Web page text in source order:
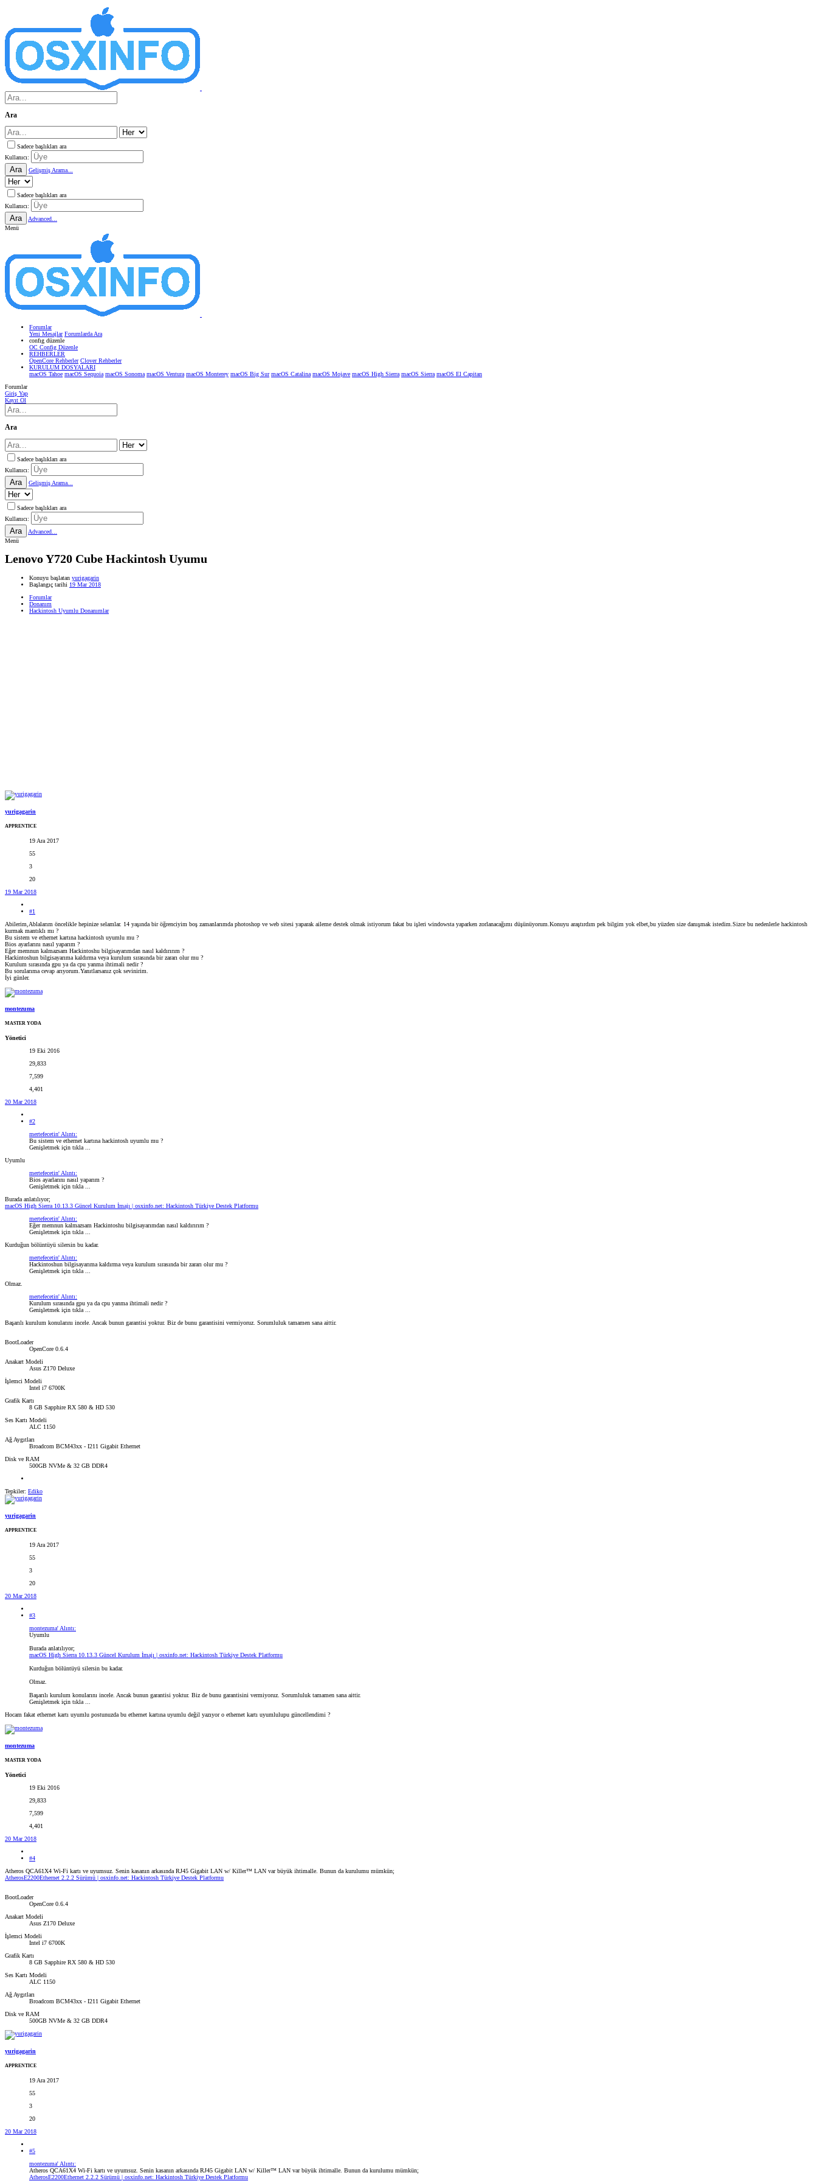
Ara
Sadece başlıkları ara
Kullanıcı:
Ara Gelişmiş Arama...
Sadece başlıkları ara
Kullanıcı:
Ara
Advanced...
Menü
Forumlar
Yeni Mesajlar Forumlarda Ara
confıg düzenle
OC Config Düzenle
REHBERLER
OpenCore Rehberler Clover Rehberler
KURULUM DOSYALARI
macOS Tahoe macOS Sequoia macOS Sonoma macOS Ventura macOS Monterey macOS Big Sur macOS Catalina macOS Mojave macOS High Sierra macOS Sierra macOS El Capitan
Forumlar
Giriş Yap
Kayıt Ol
Ara
Sadece başlıkları ara
Kullanıcı:
Ara Gelişmiş Arama...
Sadece başlıkları ara
Kullanıcı:
Ara
Advanced...
Menü
Lenovo Y720 Cube Hackintosh Uyumu
Konuyu başlatan yurigagarin
Başlangıç tarihi 19 Mar 2018
Forumlar
Donanım
Hackintosh Uyumlu Donanımlar
yurigagarin
APPRENTICE
19 Ara 2017
55
3
20
19 Mar 2018
#1
Abilerim,Ablalarım öncelikle hepinize selamlar. 14 yaşında bir öğrenciyim boş zamanlarımda photoshop ve web sitesi yaparak aileme destek olmak istiyorum fakat bu işleri windowsta yaparken zorlanacağımı düşünüyorum.Konuyu araştırdım pek bilgim yok elbet,bu yüzden size danışmak istedim.Sizce bu nedenlerle hackintosh
kurmak mantıklı mı ?
Bu sistem ve ethernet kartına hackintosh uyumlu mu ?
Bios ayarlarını nasıl yaparım ?
Eğer memnun kalmazsam Hackintoshu bilgisayarımdan nasıl kaldırırım ?
Hackintoshun bilgisayarıma kaldırma veya kurulum sırasında bir zararı olur mu ?
Kurulum sırasında gpu ya da cpu yanma ihtimali nedir ?
Bu sorularıma cevap arıyorum.Yanıtlarsanız çok sevinirim.
İyi günler.
montezuma
MASTER YODA
Yönetici
19 Eki 2016
29,833
7,599
4,401
20 Mar 2018
#2
mertefecetin' Alıntı:
Bu sistem ve ethernet kartına hackintosh uyumlu mu ?
Genişletmek için tıkla ...
Uyumlu
mertefecetin' Alıntı:
Bios ayarlarını nasıl yaparım ?
Genişletmek için tıkla ...
Burada anlatılıyor;
macOS High Sierra 10.13.3 Güncel Kurulum İmajı | osxinfo.net: Hackintosh Türkiye Destek Platformu
mertefecetin' Alıntı:
Eğer memnun kalmazsam Hackintoshu bilgisayarımdan nasıl kaldırırım ?
Genişletmek için tıkla ...
Kurduğun bölüntüyü silersin bu kadar.
mertefecetin' Alıntı:
Hackintoshun bilgisayarıma kaldırma veya kurulum sırasında bir zararı olur mu ?
Genişletmek için tıkla ...
Olmaz.
mertefecetin' Alıntı:
Kurulum sırasında gpu ya da cpu yanma ihtimali nedir ?
Genişletmek için tıkla ...
Başarılı kurulum konularını incele. Ancak bunun garantisi yoktur. Biz de bunu garantisini vermiyoruz. Sorumluluk tamamen sana aittir.
BootLoader
OpenCore 0.6.4
Anakart Modeli
Asus Z170 Deluxe
İşlemci Modeli
Intel i7 6700K
Grafik Kartı
8 GB Sapphire RX 580 & HD 530
Ses Kartı Modeli
ALC 1150
Ağ Aygıtları
Broadcom BCM43xx - I211 Gigabit Ethernet
Disk ve RAM
500GB NVMe & 32 GB DDR4
Tepkiler: Ediko
yurigagarin
APPRENTICE
19 Ara 2017
55
3
20
20 Mar 2018
#3
montezuma' Alıntı:
Uyumlu
Burada anlatılıyor;
macOS High Sierra 10.13.3 Güncel Kurulum İmajı | osxinfo.net: Hackintosh Türkiye Destek Platformu
Kurduğun bölüntüyü silersin bu kadar.
Olmaz.
Başarılı kurulum konularını incele. Ancak bunun garantisi yoktur. Biz de bunu garantisini vermiyoruz. Sorumluluk tamamen sana aittir.
Genişletmek için tıkla ...
Hocam fakat ethernet kartı uyumlu postunuzda bu ethernet kartına uyumlu değil yazıyor o ethernet kartı uyumlulupu güncellendimi ?
montezuma
MASTER YODA
Yönetici
19 Eki 2016
29,833
7,599
4,401
20 Mar 2018
#4
Atheros QCA61X4 Wi-Fi kartı ve uyumsuz. Senin kasanın arkasında RJ45 Gigabit LAN w/ Killer™ LAN var büyük ihtimalle. Bunun da kurulumu mümkün;
AtherosE2200Ethernet 2.2.2 Sürümü | osxinfo.net: Hackintosh Türkiye Destek Platformu
BootLoader
OpenCore 0.6.4
Anakart Modeli
Asus Z170 Deluxe
İşlemci Modeli
Intel i7 6700K
Grafik Kartı
8 GB Sapphire RX 580 & HD 530
Ses Kartı Modeli
ALC 1150
Ağ Aygıtları
Broadcom BCM43xx - I211 Gigabit Ethernet
Disk ve RAM
500GB NVMe & 32 GB DDR4
yurigagarin
APPRENTICE
19 Ara 2017
55
3
20
20 Mar 2018
#5
montezuma' Alıntı:
Atheros QCA61X4 Wi-Fi kartı ve uyumsuz. Senin kasanın arkasında RJ45 Gigabit LAN w/ Killer™ LAN var büyük ihtimalle. Bunun da kurulumu mümkün;
AtherosE2200Ethernet 2.2.2 Sürümü | osxinfo.net: Hackintosh Türkiye Destek Platformu